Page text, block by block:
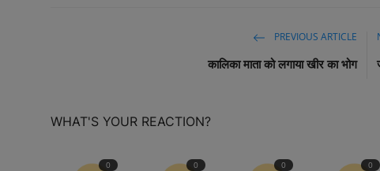
PREVIOUS ARTICLE
कालिका माता को लगाया खीर का भोग
WHAT'S YOUR REACTION?
0 0 0 0